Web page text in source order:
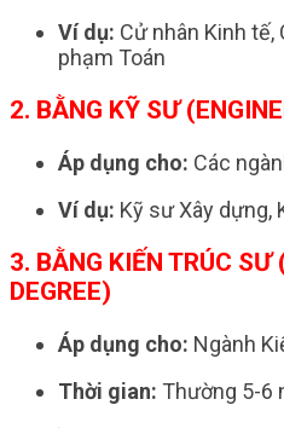
Ví dụ: Cử nhân Kinh tế,
phạm Toán
2. BẰNG KỸ SƯ
Áp dụng cho: Các
Ví dụ: Kỹ sư Xây dựng,
3. BẰNG KIẾN TRÚC SƯ
DEGREE)
Áp dụng cho: Ngành
Thời gian: Thường 5-6